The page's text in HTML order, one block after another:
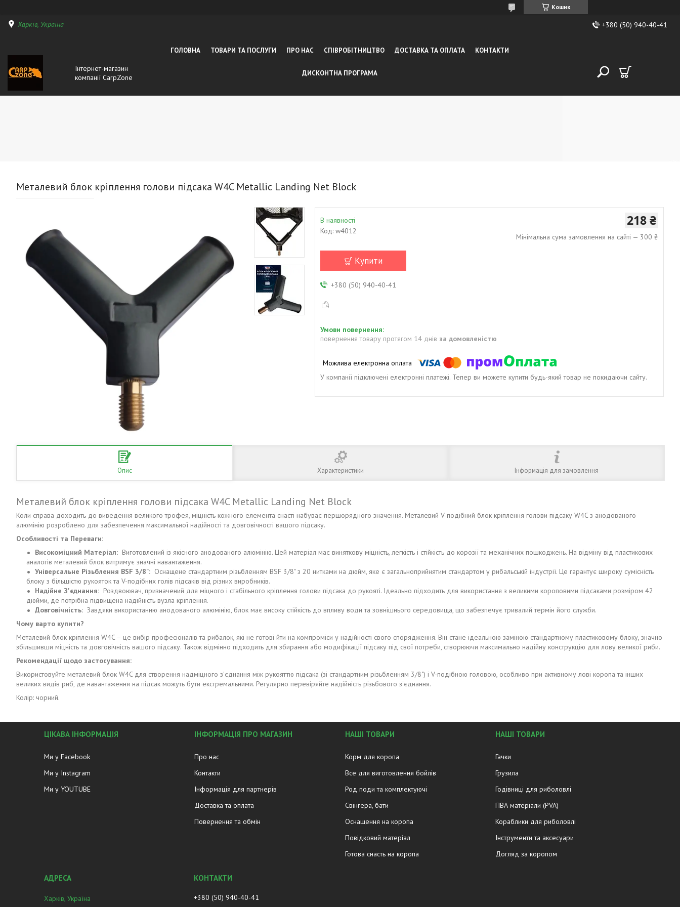
Кошик
Харків, Україна +380 (50) 940-40-41
Інтернет-магазин
компанії CarpZone
ГОЛОВНА ТОВАРИ ТА ПОСЛУГИ ПРО НАС СПІВРОБІТНИЦТВО ДОСТАВКА ТА ОПЛАТА КОНТАКТИ
ДИСКОНТНА ПРОГРАМА
Металевий блок кріплення голови підсака W4C Metallic Landing Net Block
В наявності
Код: w4012
218 ₴
Мінімальна сума замовлення на сайті — 300 ₴
Купити
+380 (50) 940-40-41
повернення товару протягом 14 днів за домовленістю
У компанії підключені електронні платежі. Тепер ви можете купити будь-який товар не покидаючи сайту.
Опис Характеристики Інформація для замовлення
Металевий блок кріплення голови підсака W4C Metallic Landing Net Block
Коли справа доходить до виведення великого трофея, міцність кожного елемента снасті набуває першорядного значення. Металевий V-подібний блок кріплення голови підсаку W4C з анодованого
алюмінію розроблено для забезпечення максимальної надійності та довговічності вашого підсаку.
Особливості та Переваги:
Високоміцний Матеріал: Виготовлений із якісного анодованого алюмінію. Цей матеріал має виняткову міцність, легкість і стійкість до корозії та механічних пошкоджень. На відміну від пластикових
аналогів металевий блок витримує значні навантаження.
Універсальне Різьблення BSF 3/8": Оснащене стандартним різьбленням BSF 3/8" з 20 нитками на дюйм, яке є загальноприйнятим стандартом у рибальській індустрії. Це гарантує широку сумісність
блоку з більшістю рукояток та V-подібних голів підсаків від різних виробників.
Надійне З'єднання: Роздвоювач, призначений для міцного і стабільного кріплення голови підсака до рукояті. Ідеально підходить для використання з великими короповими підсаками розміром 42
дюйми, де потрібна підвищена надійність вузла кріплення.
Довговічність: Завдяки використанню анодованого алюмінію, блок має високу стійкість до впливу води та зовнішнього середовища, що забезпечує тривалий термін його служби.
Чому варто купити?
Металевий блок кріплення W4C – це вибір професіоналів та рибалок, які не готові йти на компроміси у надійності свого спорядження. Він стане ідеальною заміною стандартному пластиковому блоку, значно
збільшивши міцність та довговічність вашого підсаку. Також відмінно підходить для збирання або модифікації підсаку під свої потреби, створюючи максимально надійну конструкцію для лову великої риби.
Рекомендації щодо застосування:
Використовуйте металевий блок W4C для створення надміцного з'єднання між рукояттю підсака (зі стандартним різьбленням 3/8") і V-подібною головою, особливо при активному лові коропа та інших
великих видів риб, де навантаження на підсак можуть бути екстремальними. Регулярно перевіряйте надійність різьбового з'єднання.
Колір: чорний.
ЦІКАВА ІНФОРМАЦІЯ
Ми у Facebook
Ми у Instagram
Ми у YOUTUBE
ІНФОРМАЦІЯ ПРО МАГАЗИН
Про нас
Контакти
Інформація для партнерів
Доставка та оплата
Повернення та обмін
НАШІ ТОВАРИ
Корм для коропа
Все для виготовлення бойлів
Род поди та комплектуючі
Свінгера, бати
Оснащення на коропа
Повідковий матеріал
Готова снасть на коропа
НАШІ ТОВАРИ
Гачки
Грузила
Годівниці для риболовлі
ПВА матеріали (PVA)
Кораблики для риболовлі
Інструменти та аксесуари
Догляд за коропом
Харків, Україна +380 (50) 940-40-41